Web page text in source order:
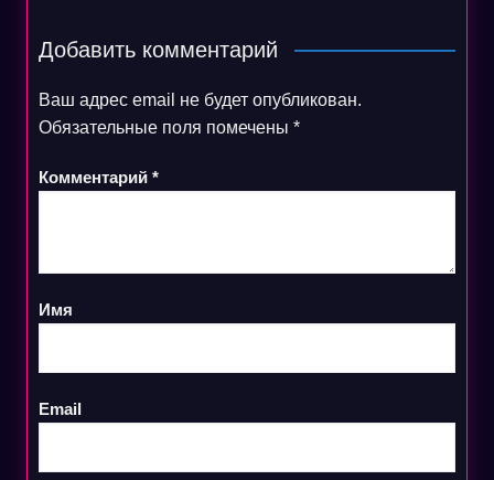
Добавить комментарий
Ваш адрес email не будет опубликован.
Обязательные поля помечены *
Комментарий *
Имя
Email